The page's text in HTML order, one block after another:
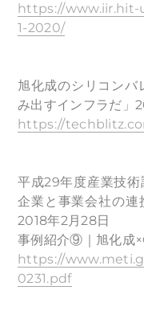
https://www.iir.hit-
1-2020/
旭化成のシリコンバ
み出すインフラだ」
https://
平成29年度産業技
企業と事業会社の
2018年2月28日
事例紹介⑨｜旭化成
https://
0231.pdf